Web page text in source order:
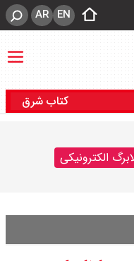
EN
AR
کتاب شرق
الکترونیکی